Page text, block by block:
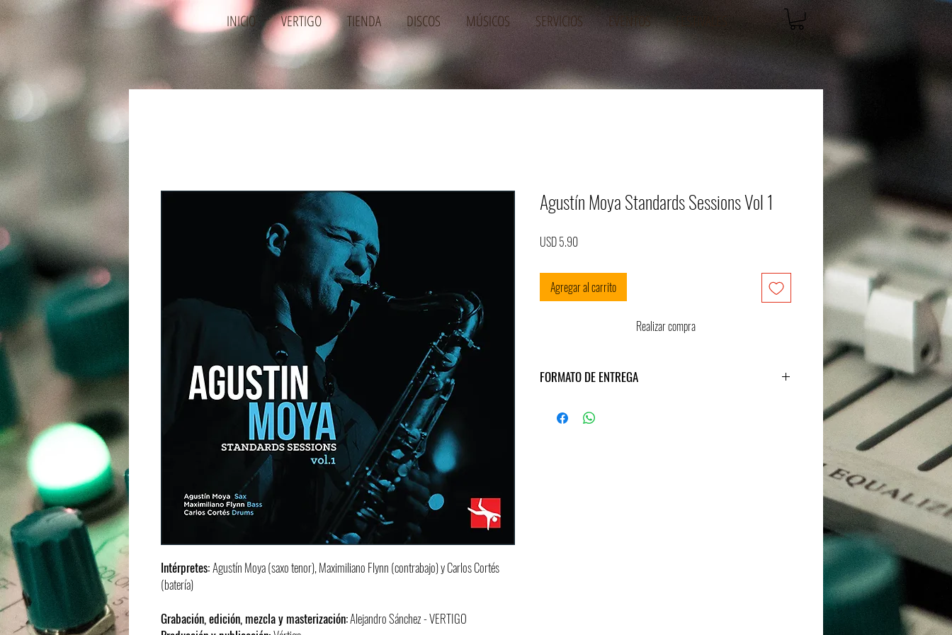
INICIO VERTIGO TIENDA DISCOS MÚSICOS SERVICIOS EVENTOS FESTIVALES
Intérpretes:Agustín Moya (saxo tenor), Maximiliano Flynn (contrabajo) y Carlos Cortés
(batería)
Grabación, edición, mezcla y masterización:Alejandro Sánchez - VERTIGO
Agustín Moya Standards Sessions Vol 1
USD 5.90Precio
Agregar al carrito
Realizar compra
FORMATO DE ENTREGA
Formato de audios: WAV . 44.000Hz, 16bits